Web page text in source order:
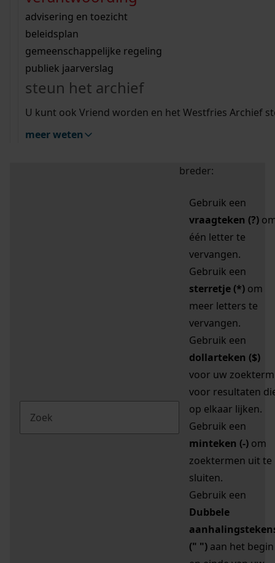
bouwvergunningen
omgevingsvergunningen
vergunningen
beeld en geluid
uitleg nodig?
Wij helpen u op weg met een aantal zoektips.
bekijk alle zoektips
Wij helpen u op weg met een aantal zoektips.
bekijk alle zoektips
bekijk ons geschiedenislokaal
advisering en toezicht
beleidsplan
gemeenschappelijke regeling
publiek jaarverslag
steun het archief
U kunt ook Vriend worden en het Westfries Archief
meer weten
zoektips
Mijn Studiezaal (inloggen)
uw zoekopdracht te
breder:
Gebruik een
vraagteken (?)
één letter te
vervangen.
Gebruik een
sterretje (*) om
meer letters te
vervangen.
Gebruik een
dollarteken ($)
voor uw zoekterm
voor resultaten
op elkaar lijken.
Gebruik een
minteken (-) om
zoektermen uit te
sluiten.
Gebruik een
Dubbele
(" ") aan het begin